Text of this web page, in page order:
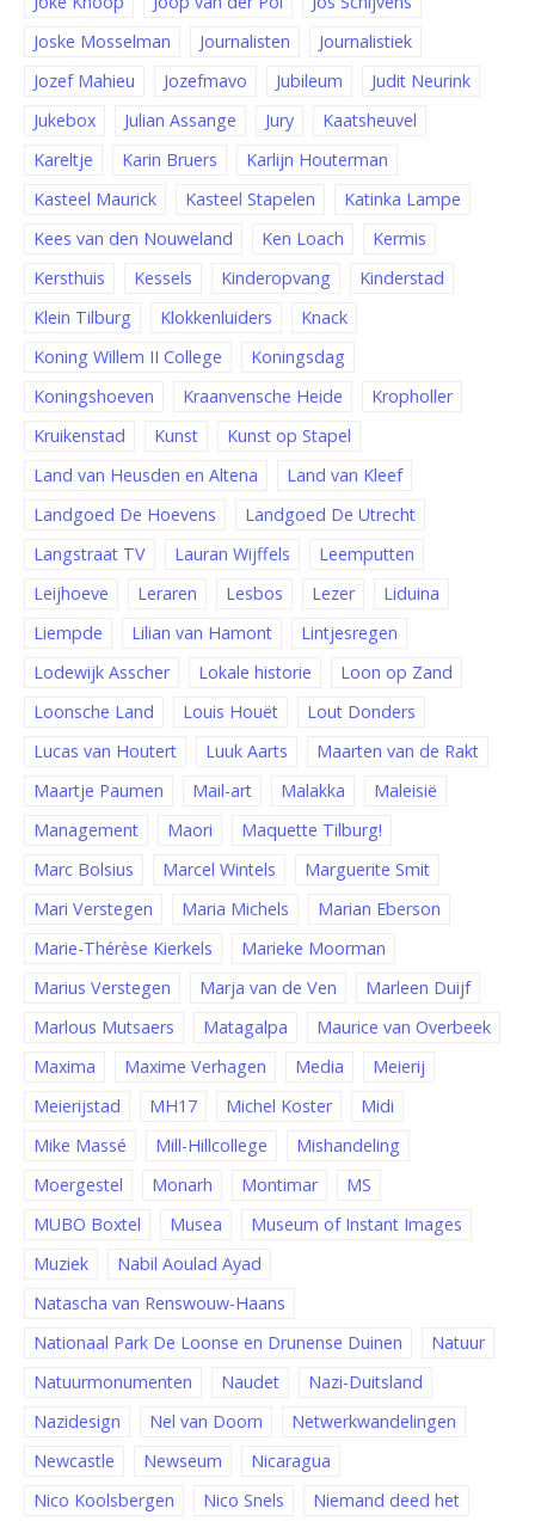
Joske Mosselman
Journalisten
Journalistiek
Jozef Mahieu
Jozefmavo Jubileum
Judit Neurink
Jukebox
Julian Assange Jury
Kaatsheuvel
Kareltje
Karin Bruers
Karlijn Houterman
Kasteel Maurick
Kasteel Stapelen
Katinka Lampe
Kees van den Nouweland
Ken Loach
Kermis
Kersthuis
Kessels Kinderopvang
Kinderstad
Klein Tilburg
Klokkenluiders
Knack
Koning Willem II College
Koningsdag
Koningshoeven
Kraanvensche Heide
Kropholler
Kruikenstad
Kunst
Kunst op Stapel
Land van Heusden en Altena
Land van Kleef
Landgoed De Hoevens
Landgoed De Utrecht
Langstraat TV
Lauran Wijffels
Leemputten
Leijhoeve
Leraren Lesbos Lezer
Liduina
Liempde
Lilian van Hamont
Lintjesregen
Lodewijk Asscher
Lokale historie
Loon op Zand
Loonsche Land
Louis Houët
Lout Donders
Lucas van Houtert
Luuk Aarts
Maarten van de Rakt
Maartje Paumen
Mail-art Malakka
Maleisië
Management
Maori
Maquette Tilburg!
Marc Bolsius
Marcel Wintels
Marguerite Smit
Mari Verstegen
Maria Michels
Marian Eberson
Marie-Thérèse Kierkels
Marieke Moorman
Marius Verstegen
Marja van de Ven
Marleen Duijf
Marlous Mutsaers
Matagalpa
Maurice van Overbeek
Maxima
Maxime Verhagen Media
Meierij
Meierijstad
MH17 Michel Koster
Midi
Mike Massé
Mill-Hillcollege
Mishandeling
Moergestel
Monarh Montimar
MS
MUBO Boxtel
Musea
Museum of Instant Images
Muziek
Nabil Aoulad Ayad
Natascha van Renswouw-Haans
Nationaal Park De Loonse en Drunense Duinen
Natuur
Natuurmonumenten
Naudet
Nazi-Duitsland
Nazidesign
Nel van Doorn
Netwerkwandelingen
Newcastle
Newseum
Nicaragua
Nico Koolsbergen
Nico Snels
Niemand deed het